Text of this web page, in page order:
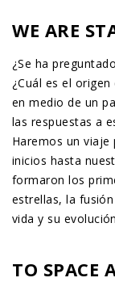
WE ARE
¿Se ha
¿Cuál es el
en medio de un
las respuestas a
Haremos un viaje
inicios hasta
formaron los
estrellas, la
vida y su
TO SPACE